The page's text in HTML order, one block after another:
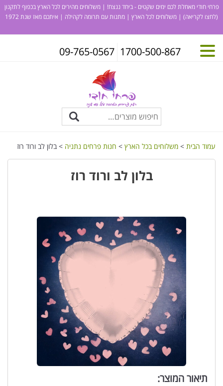
פרחי חודי מאחלת לכם ימים שקטים - ביחד ננצח! | משלוחים מהירים לכל הארץ בכפוף לתקנון
(לחצו לקריאה) | משלוחים לכל הארץ | מתנות עם תרומה לקהילה | איתכם מאז שנת 1972
1700-500-867
09-765-0567
עמוד הבית > משלוחים בכל הארץ > חנות פרחים נתניה > בלון לב ורוד רוז
בלון לב ורוד רוז
תיאור המוצר: